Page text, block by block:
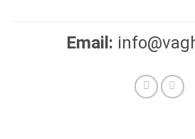
Email: